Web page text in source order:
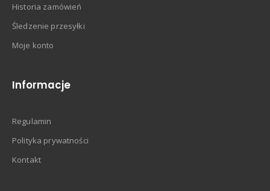
Historia zamówień
Śledzenie przesyłki
Moje konto
Informacje
Regulamin
Polityka prywatności
Kontakt